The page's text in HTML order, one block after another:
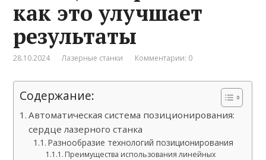
как это улучшает
результаты
28.10.2024 Лазерные станки Комментарии: 0
Содержание:
Автоматическая система позиционирования:
сердце лазерного станка
Разнообразие технологий позиционирования
Преимущества использования линейных